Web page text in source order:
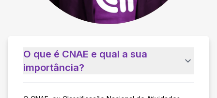
O que é CNAE e qual a sua
importância?